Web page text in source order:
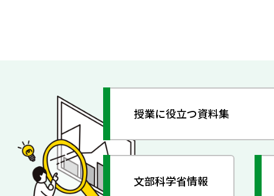
授業に役立つ資料集
文部科学省情報